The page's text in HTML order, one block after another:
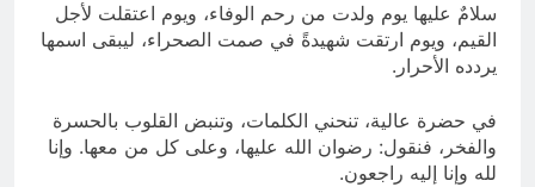
سلامٌ عليها يوم ولدت من رحم الوفاء، ويوم اعتقلت لأجل
القيم، ويوم ارتقت شهيدةً في صمت الصحراء، ليبقى اسمها
يردده الأحرار.
في حضرة عالية، تنحني الكلمات، وتنبض القلوب بالحسرة
والفخر، فنقول: رضوان الله عليها، وعلى كل من معها. وإنا
لله وإنا إليه راجعون.